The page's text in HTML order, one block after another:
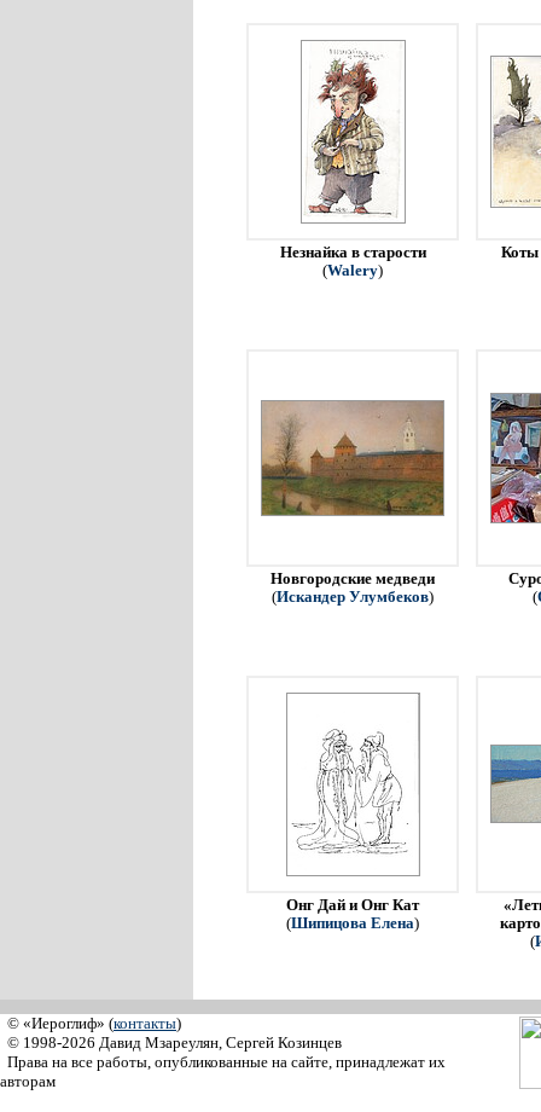
Незнайка в старости
(Walery)
Коты
Новгородские медведи
(Искандер Улумбеков)
(
Онг Дай и Онг Кат
(Шипицова Елена)
(
© «Иероглиф» (контакты)
© 1998-2026 Давид Мзареулян, Сергей Козинцев
Права на все работы, опубликованные на сайте, принадлежат их
авторам